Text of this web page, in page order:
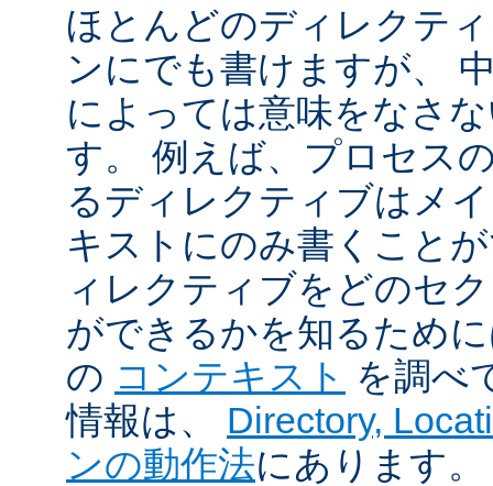
ほとんどのディレクテ
ンにでも書けますが、
によっては意味をなさ
す。 例えば、プロセス
るディレクティブはメ
キストにのみ書くこと
ィレクティブをどのセ
ができるかを知るため
の コンテキスト を調べ
情報は、 Directory,
ンの動作法にあります。